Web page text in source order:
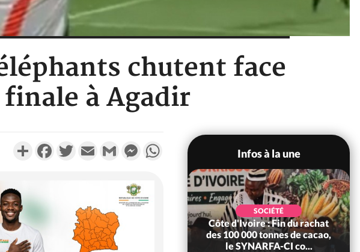
chutent face
à Agadir
PartagerFacebookTwitterEmail Gmail MessengerWhatsApp
Infos à la une
POLITIQUE
Côte d'Ivoire : Fête nationale,
Alassane Ouattara accorde
la grâce à 4 661...
SOCIÉTÉ
Côte d'Ivoire : Fin du rachat
des 100 000 tonnes de cacao,
le SYNARFA-CI co...